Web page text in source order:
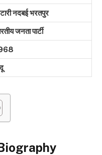
नदबई भरतपुर
जनता पार्टी